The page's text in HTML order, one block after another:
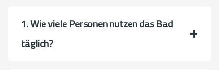
1. Wie viele Personen nutzen das Bad
täglich?